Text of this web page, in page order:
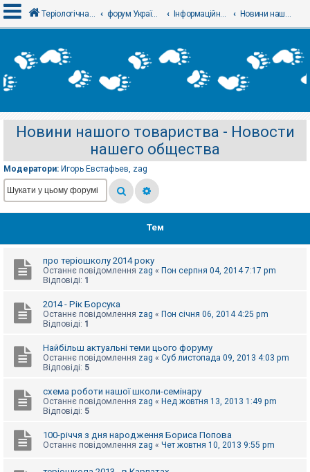
х
і
с
р
а
ц
і
Т
м
б
д
о
Теріологічна школа форум Українського теріологічного товариства Інформаційний відділ Новини нашого товариства - Новости нашего общества
Новини нашого товариства - Новости
нашего общества
Модератори: Игорь Евстафьев, zag
Тем
про теріошколу 2014 року
Останнє повідомлення zag « Пон серпня 04, 2014 7:17 pm
Відповіді: 1
2014 - Рік Борсука
Останнє повідомлення zag « Пон січня 06, 2014 4:25 pm
Відповіді: 1
Найбільш актуальні теми цього форуму
Останнє повідомлення zag « Суб листопада 09, 2013 4:03 pm
Відповіді: 5
схема роботи нашої школи-семінару
Останнє повідомлення zag « Нед жовтня 13, 2013 1:49 pm
Відповіді: 5
100-річчя з дня народження Бориса Попова
Останнє повідомлення zag « Чет жовтня 10, 2013 9:55 pm